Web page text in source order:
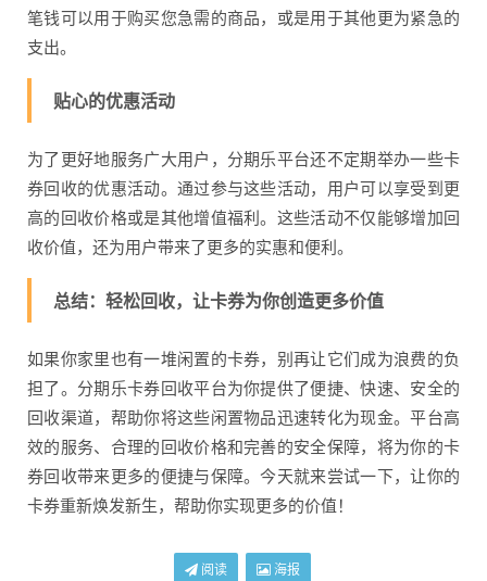
笔钱可以用于购买您急需的商品，或是用于其他更为紧急的
支出。
贴心的优惠活动
为了更好地服务广大用户，分期乐平台还不定期举办一些卡
券回收的优惠活动。通过参与这些活动，用户可以享受到更
高的回收价格或是其他增值福利。这些活动不仅能够增加回
收价值，还为用户带来了更多的实惠和便利。
总结：轻松回收，让卡券为你创造更多价值
如果你家里也有一堆闲置的卡券，别再让它们成为浪费的负
担了。分期乐卡券回收平台为你提供了便捷、快速、安全的
回收渠道，帮助你将这些闲置物品迅速转化为现金。平台高
效的服务、合理的回收价格和完善的安全保障，将为你的卡
券回收带来更多的便捷与保障。今天就来尝试一下，让你的
卡券重新焕发新生，帮助你实现更多的价值！
阅读 海报